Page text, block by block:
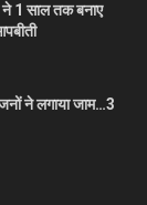
ने 1 साल तक बनाए
ने लगाया जाम…3